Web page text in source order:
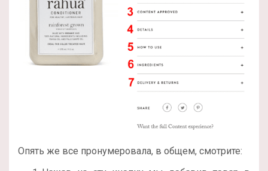
Опять же все пронумеровала, в общем, смотрите: